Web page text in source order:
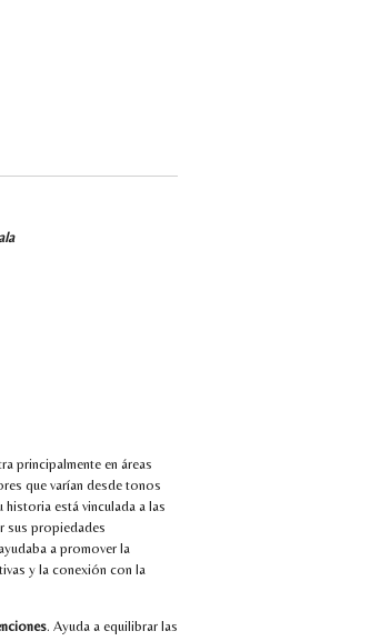
principalmente en áreas
que varían desde tonos
está vinculada a las
sus propiedades
a promover la
y la conexión con la
. Ayuda a equilibrar las